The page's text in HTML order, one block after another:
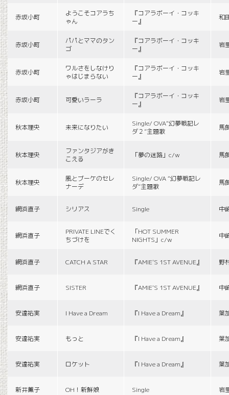
赤坂小町
ようこそコアラち
ゃん
『コアラボーイ・コッキ
ー』
和
赤坂小町
パパとママのタン
ゴ
『コアラボーイ・コッキ
ー』
岩
赤坂小町
ワルさをしなけり
ゃはじまらない
『コアラボーイ・コッキ
ー』
岩
赤坂小町 可愛いラーラ
『コアラボーイ・コッキ
ー』
岩
秋本理央 未来になりたい
Single/ OVA“幻夢戦記レ
ダ２”主題歌
馬
秋本理央
ファンタジアがき
こえる
「夢の迷路」c/w 馬
秋本理央
風とブーケのセレ
ナーデ
Single/ OVA “幻夢戦記レ
ダ”主題歌
馬
網浜直子 シリアス Single 中
網浜直子
PRIVATE LINEでく
ちづけを
「HOT SUMMER
NIGHTS」c/w
中
網浜直子 CATCH A STAR 『AMIE'S 1ST AVENUE』 野
網浜直子 SISTER 『AMIE'S 1ST AVENUE』 中
安達祐実 I Have a Dream 『I Have a Dream』 葉
安達祐実 もっと 『I Have a Dream』 葉
安達祐実 ロケット 『I Have a Dream』 葉
新井薫子 OH！新鮮娘 Single 岩